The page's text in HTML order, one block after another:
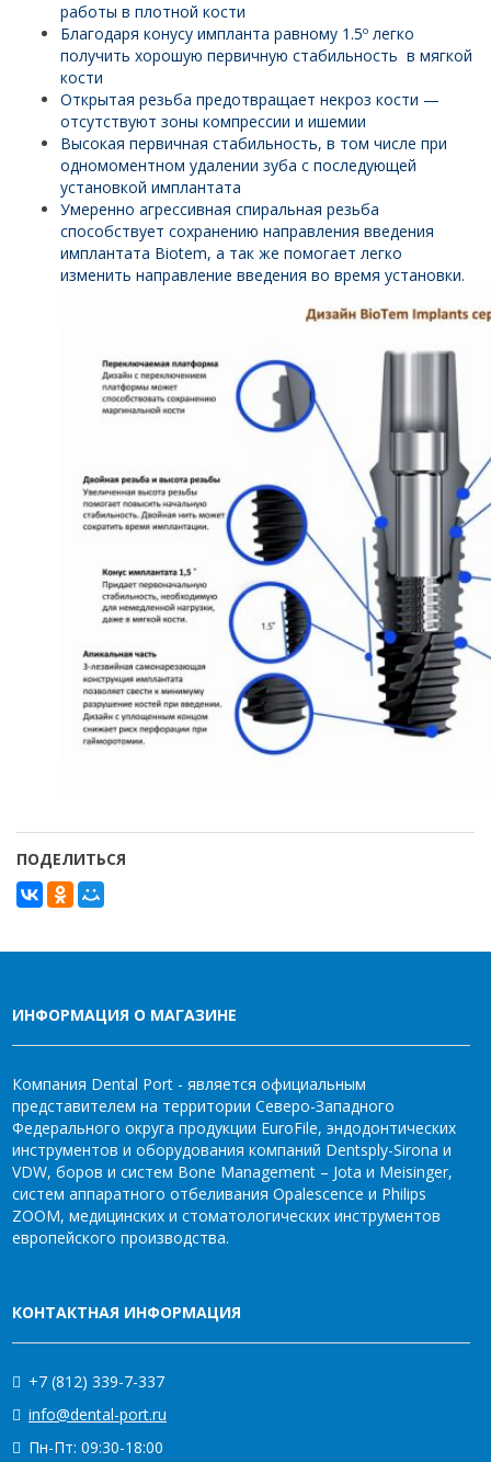
работы в плотной кости
Благодаря конусу импланта равному 1.5º легко
получить хорошую первичную стабильность в мягкой
кости
Открытая резьба предотвращает некроз кости —
отсутствуют зоны компрессии и ишемии
Высокая первичная стабильность, в том числе при
одномоментном удалении зуба с последующей
установкой имплантата
Умеренно агрессивная спиральная резьба
способствует сохранению направления введения
имплантата Biotem, а так же помогает легко
изменить направление введения во время установки.
ПОДЕЛИТЬСЯ
ИНФОРМАЦИЯ О МАГАЗИНЕ
Компания Dental Port - является официальным
представителем на территории Северо-Западного
Федерального округа продукции EuroFile, эндодонтических
инструментов и оборудования компаний Dentsply-Sirona и
VDW, боров и систем Bone Management – Jota и Meisinger,
систем аппаратного отбеливания Opalescence и Philips
ZOOM, медицинских и стоматологических инструментов
европейского производства.
КОНТАКТНАЯ ИНФОРМАЦИЯ
+7 (812) 339-7-337
info@dental-port.ru
Пн-Пт: 09:30-18:00